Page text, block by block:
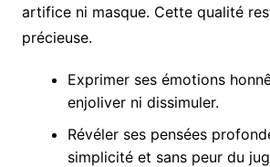
artifice ni masque. Cette qualité
précieuse.
Exprimer ses émotions
enjoliver ni dissimuler.
Révéler ses pensées
simplicité et sans peur du